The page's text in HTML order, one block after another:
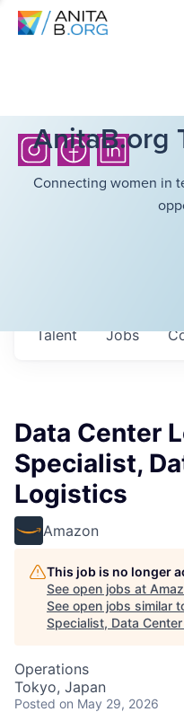
AnitaB.org
Connecting women in
Jobs
Talent
Data Center
Specialist,
Logistics
Amazon
This job is no longer
See open jobs at
See open jobs similar
Specialist, Data
Operations
Tokyo, Japan
Posted on May 29, 2026